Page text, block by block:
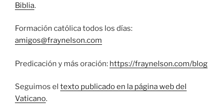
Biblia.
Formación católica todos los días:
amigos@fraynelson.com
Predicación y más oración: https://fraynelson.com/blog
Seguimos el texto publicado en la página web del
Vaticano.